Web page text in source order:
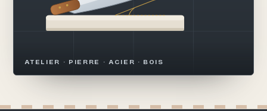
ATELIER · PIERRE · ACIER · BOIS